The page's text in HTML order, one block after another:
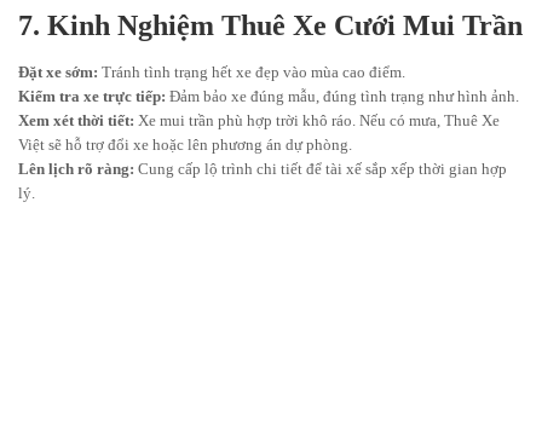
7. Kinh Nghiệm Thuê Xe Cưới Mui Trần
Đặt xe sớm: Tránh tình trạng hết xe đẹp vào mùa cao điểm.
Kiểm tra xe trực tiếp: Đảm bảo xe đúng mẫu, đúng tình trạng như hình ảnh.
Xem xét thời tiết: Xe mui trần phù hợp trời khô ráo. Nếu có mưa, Thuê Xe
Việt sẽ hỗ trợ đổi xe hoặc lên phương án dự phòng.
Lên lịch rõ ràng: Cung cấp lộ trình chi tiết để tài xế sắp xếp thời gian hợp
lý.